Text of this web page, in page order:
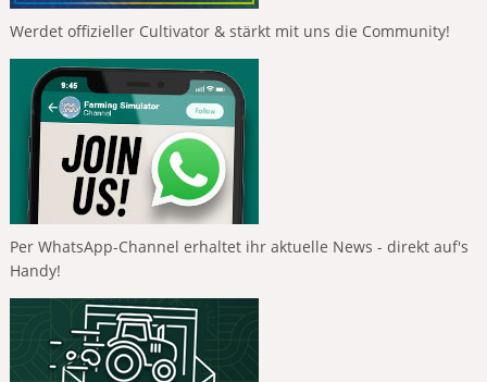
Werdet offizieller Cultivator & stärkt mit uns die Community!
Per WhatsApp-Channel erhaltet ihr aktuelle News - direkt auf's
Handy!